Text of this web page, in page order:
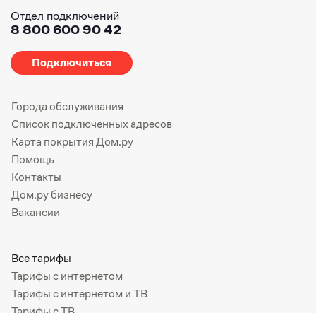
Отдел подключений
8 800 600 90 42
Подключиться
Города обслуживания
Список подключенных адресов
Карта покрытия Дом.ру
Помощь
Контакты
Дом.ру бизнесу
Вакансии
Все тарифы
Тарифы с интернетом
Тарифы с интернетом и ТВ